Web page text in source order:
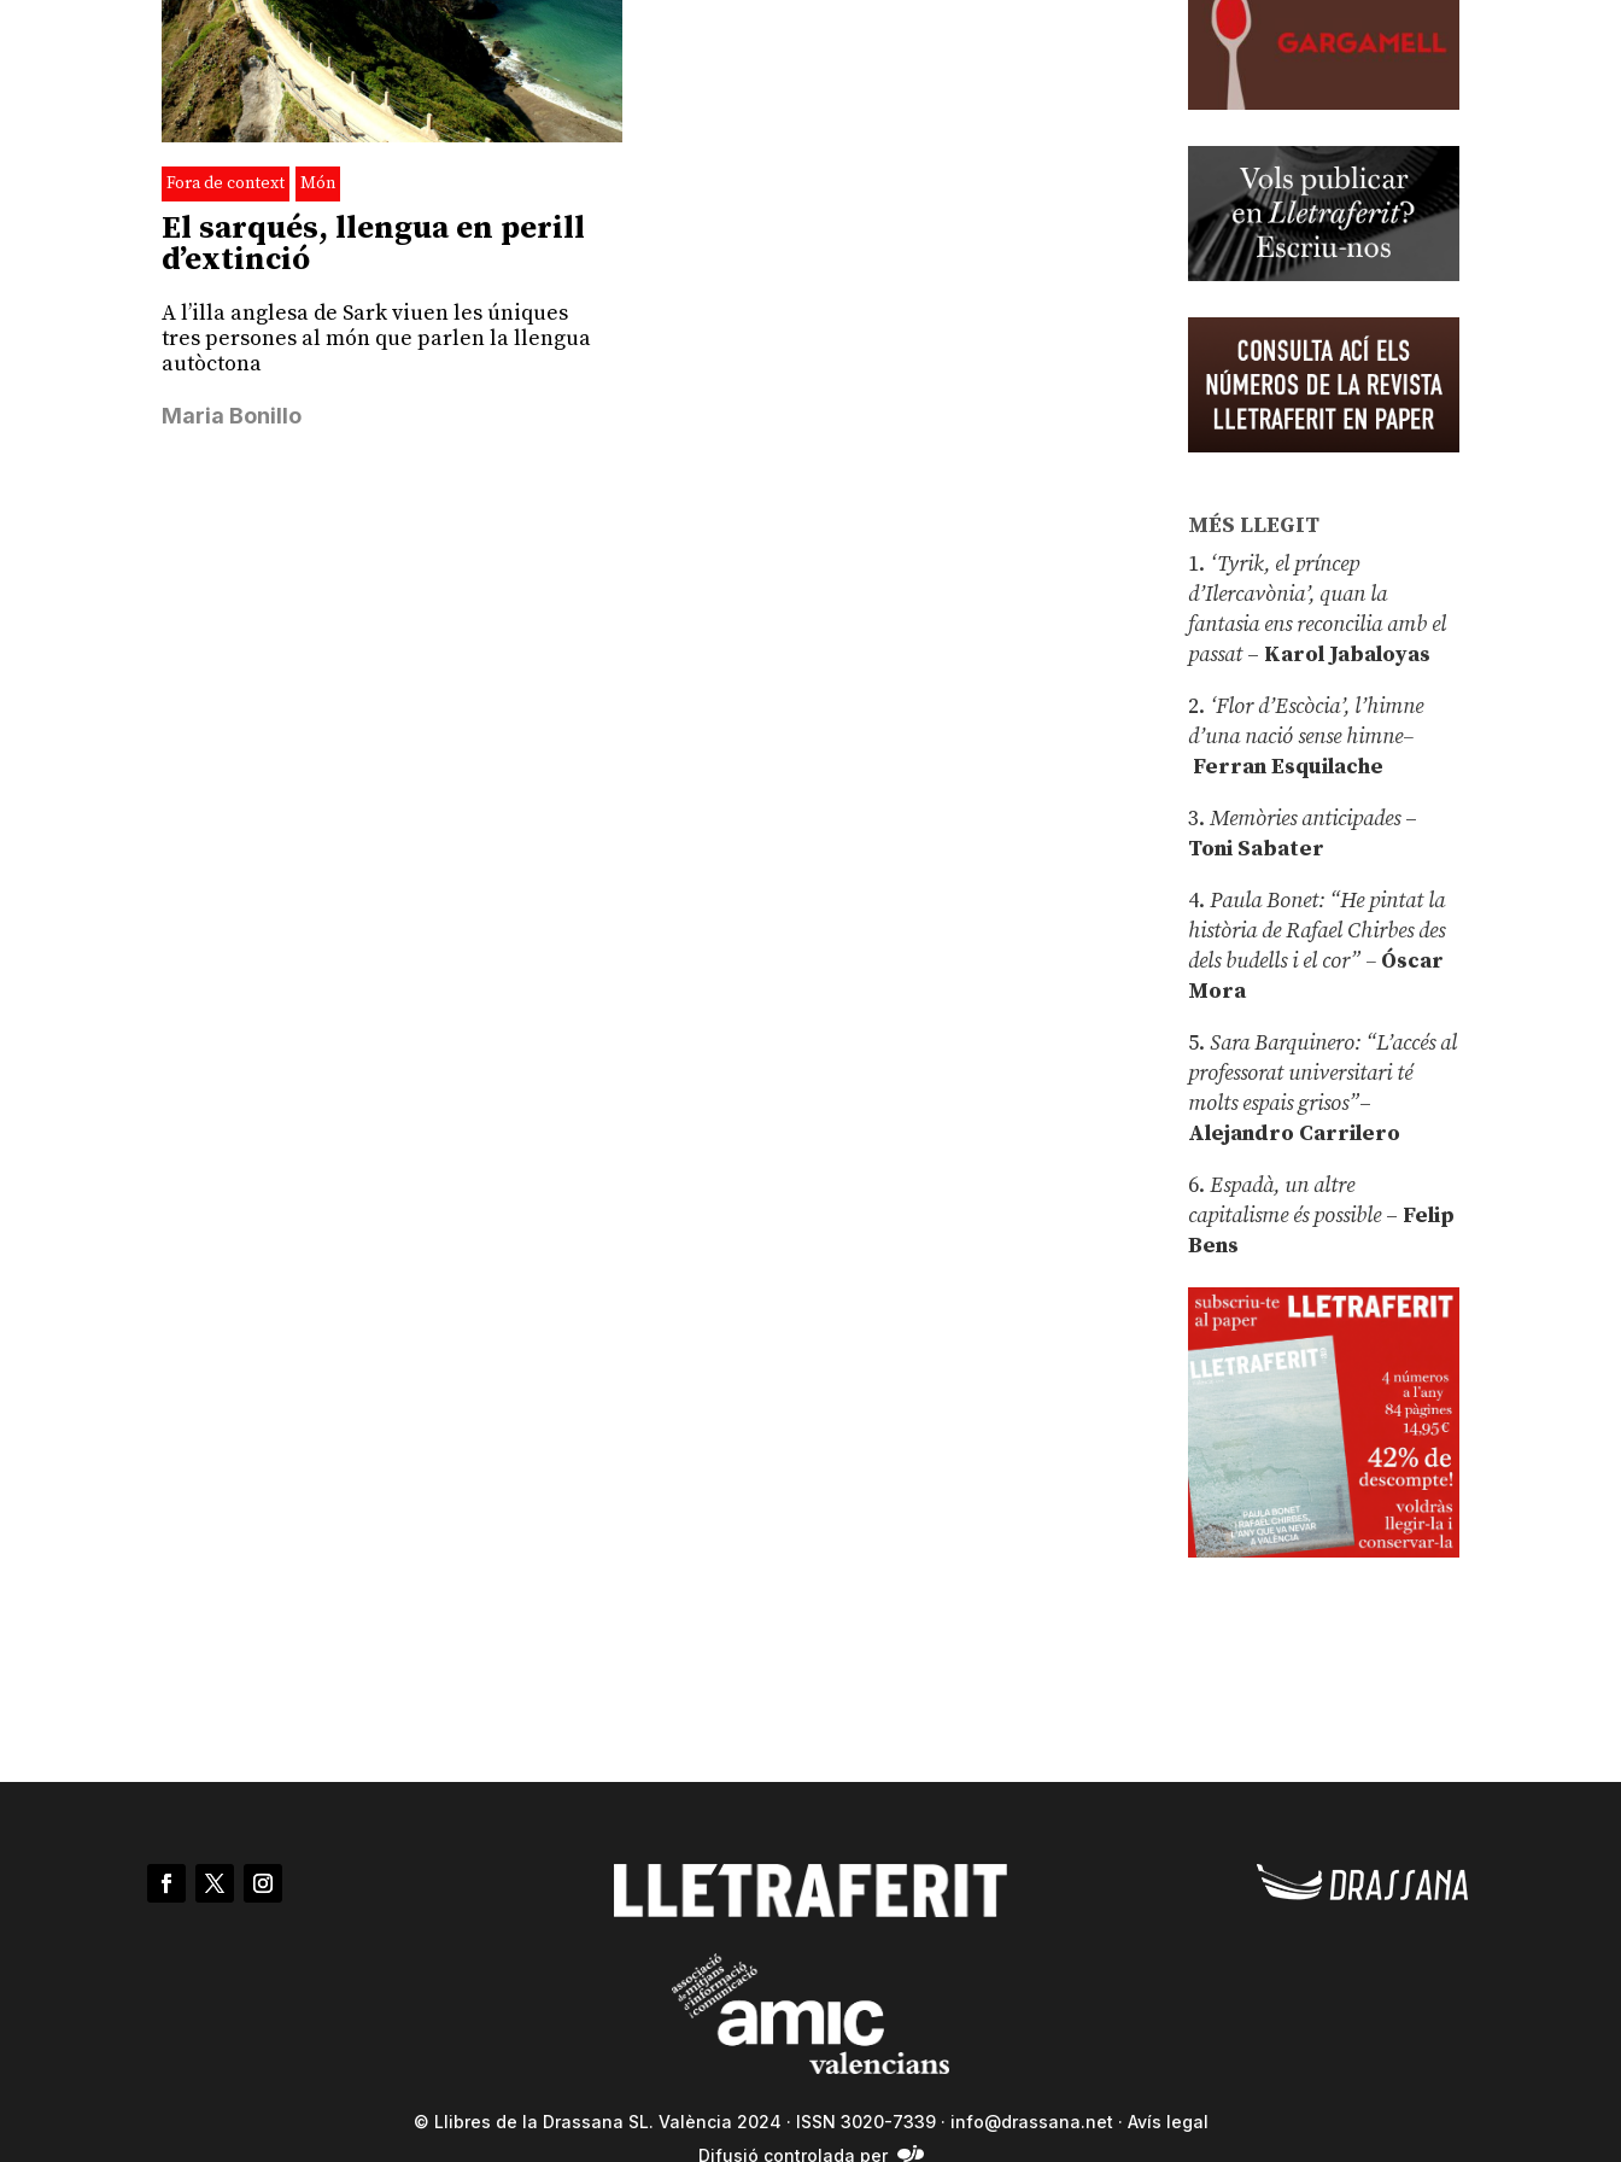
Fora de context Món
El sarqués, llengua en perill
d’extinció
A l’illa anglesa de Sark viuen les úniques
tres persones al món que parlen la llengua
autòctona
Maria Bonillo
MÉS LLEGIT
1. ‘Tyrik, el príncep
d’Ilercavònia’, quan la
fantasia ens reconcilia amb el
passat– Karol Jabaloyas
2. ‘Flor d’Escòcia’, l’himne
d’una nació sense himne–
Ferran Esquilache
3.Memòries anticipades–
Toni Sabater
4.Paula Bonet: “He pintat la
història de Rafael Chirbes des
dels budells i el cor” – Óscar
Mora
5.Sara Barquinero: “L’accés al
professorat universitari té
molts espais grisos”–
Alejandro Carrilero
6.Espadà, un altre
capitalisme és possible – Felip
Bens
© Llibres de la Drassana SL. València 2024 · ISSN 3020-7339 · info@drassana.net · Avís legal
Difusió controlada per